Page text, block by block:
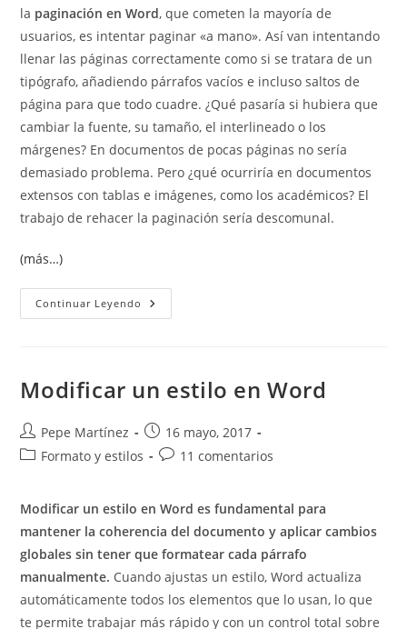
la paginación en Word, que cometen la mayoría de
usuarios, es intentar paginar «a mano». Así van intentando
llenar las páginas correctamente como si se tratara de un
tipógrafo, añadiendo párrafos vacíos e incluso saltos de
página para que todo cuadre. ¿Qué pasaría si hubiera que
cambiar la fuente, su tamaño, el interlineado o los
márgenes? En documentos de pocas páginas no sería
demasiado problema. Pero ¿qué ocurriría en documentos
extensos con tablas e imágenes, como los académicos? El
trabajo de rehacer la paginación sería descomunal.
(más…)
Continuar Leyendo Paginación
En
Texto
Página
Correctamente
Modificar un estilo en Word
Autor
de
Pepe Martínez
Publicación
de
16 mayo, 2017
Categoría
entrada:
Formato y estilos
Comentarios
entrada:
11 comentarios
Modificar un estilo en Word es fundamental para
mantener la coherencia del documento y aplicar cambios
globales sin tener que formatear cada párrafo
manualmente. Cuando ajustas un estilo, Word actualiza
automáticamente todos los elementos que lo usan, lo que
te permite trabajar más rápido y con un control total sobre